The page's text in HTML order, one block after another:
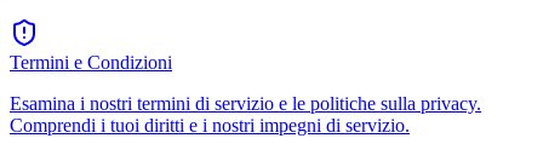
Termini e Condizioni
Esamina i nostri termini di servizio e le politiche sulla privacy.
Comprendi i tuoi diritti e i nostri impegni di servizio.